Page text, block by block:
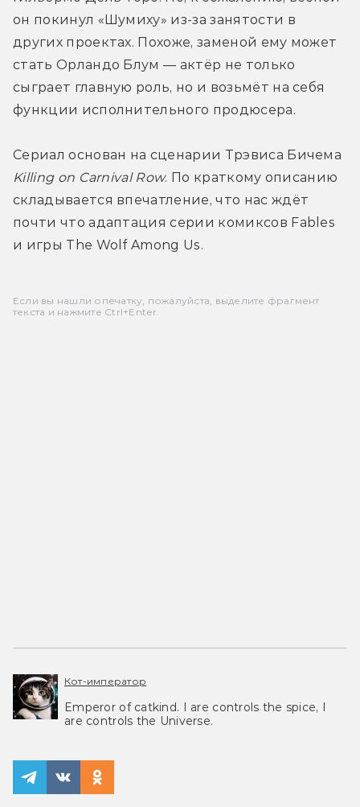
он покинул «Шумиху» из-за занятости в
других проектах. Похоже, заменой ему может
стать Орландо Блум — актёр не только
сыграет главную роль, но и возьмёт на себя
функции исполнительного продюсера.
Killing on Carnival Row. По краткому описанию
складывается впечатление, что нас ждёт
почти что адаптация серии комиксов Fables
и игры The Wolf Among Us.
Если вы нашли опечатку, пожалуйста, выделите фрагмент
текста и нажмите Ctrl+Enter.
Кот-император
Emperor of catkind. I are controls the spice, I
are controls the Universe.